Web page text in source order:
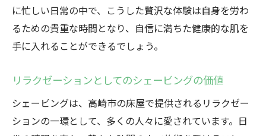
プライベート空間の贅沢なシェービング
高崎市で体験する特別なシェービングサー
ビス
高崎市の床屋で心と肌をリフレッシュする
プライベートな空間で過ごす贅沢なひとと
き
に忙しい日常の中で、こうした贅沢な体験は自身を労わ
るための貴重な時間となり、自信に満ちた健康的な肌を
手に入れることができるでしょう。
リラクゼーションとしてのシェービングの価値
シェービングは、高崎市の床屋で提供されるリラクゼー
ションの一環として、多くの人々に愛されています。日